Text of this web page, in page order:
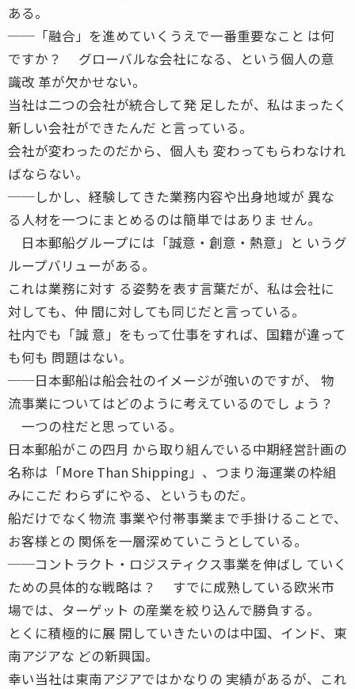
ある。
──「融合」を進めていくうえで一番重要なこと は何
ですか？ グローバルな会社になる、という個人の意
識改 革が欠かせない。
当社は二つの会社が統合して発 足したが、私はまったく
新しい会社ができたんだ と言っている。
会社が変わったのだから、個人も 変わってもらわなけれ
ばならない。
──しかし、経験してきた業務内容や出身地域が 異な
る人材を一つにまとめるのは簡単ではありま せん。
日本郵船グループには「誠意・創意・熱意」と いうグ
ループバリューがある。
これは業務に対す る姿勢を表す言葉だが、私は会社に
対しても、仲 間に対しても同じだと言っている。
社内でも「誠 意」をもって仕事をすれば、国籍が違って
も何も 問題はない。
──日本郵船は船会社のイメージが強いのですが、 物
流事業についてはどのように考えているのでし ょう？
一つの柱だと思っている。
日本郵船がこの四月 から取り組んでいる中期経営計画の
名称は「More Than Shipping」、つまり海運業の枠組
みにこだ わらずにやる、というものだ。
船だけでなく物流 事業や付帯事業まで手掛けることで、
お客様との 関係を一層深めていこうとしている。
──コントラクト・ロジスティクス事業を伸ばし ていく
ための具体的な戦略は？ すでに成熟している欧米市
場では、ターゲット の産業を絞り込んで勝負する。
とくに積極的に展 開していきたいのは中国、インド、東
南アジアな どの新興国。
幸い当社は東南アジアではかなりの 実績があるが、これ